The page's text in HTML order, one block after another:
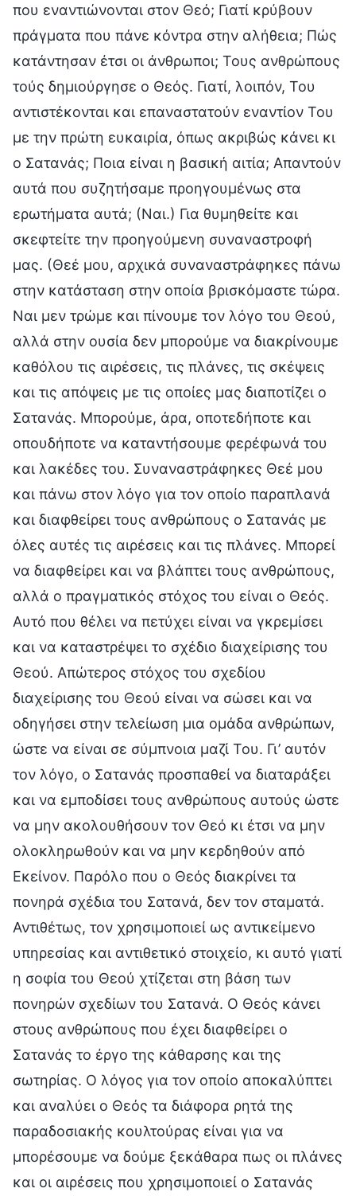
που εναντιώνονται στον Θεό; Γιατί κρύβουν
πράγματα που πάνε κόντρα στην αλήθεια; Πώς
κατάντησαν έτσι οι άνθρωποι; Τους ανθρώπους
τούς δημιούργησε ο Θεός. Γιατί, λοιπόν, Του
αντιστέκονται και επαναστατούν εναντίον Του
με την πρώτη ευκαιρία, όπως ακριβώς κάνει κι
ο Σατανάς; Ποια είναι η βασική αιτία; Απαντούν
αυτά που συζητήσαμε προηγουμένως στα
ερωτήματα αυτά; (Ναι.) Για θυμηθείτε και
σκεφτείτε την προηγούμενη συναναστροφή
μας. (Θεέ μου, αρχικά συναναστράφηκες πάνω
στην κατάσταση στην οποία βρισκόμαστε τώρα.
Ναι μεν τρώμε και πίνουμε τον λόγο του Θεού,
αλλά στην ουσία δεν μπορούμε να διακρίνουμε
καθόλου τις αιρέσεις, τις πλάνες, τις σκέψεις
και τις απόψεις με τις οποίες μας διαποτίζει ο
Σατανάς. Μπορούμε, άρα, οποτεδήποτε και
οπουδήποτε να καταντήσουμε φερέφωνά του
και λακέδες του. Συναναστράφηκες Θεέ μου
και πάνω στον λόγο για τον οποίο παραπλανά
και διαφθείρει τους ανθρώπους ο Σατανάς με
όλες αυτές τις αιρέσεις και τις πλάνες. Μπορεί
να διαφθείρει και να βλάπτει τους ανθρώπους,
αλλά ο πραγματικός στόχος του είναι ο Θεός.
Αυτό που θέλει να πετύχει είναι να γκρεμίσει
και να καταστρέψει το σχέδιο διαχείρισης του
Θεού. Απώτερος στόχος του σχεδίου
διαχείρισης του Θεού είναι να σώσει και να
οδηγήσει στην τελείωση μια ομάδα ανθρώπων,
ώστε να είναι σε σύμπνοια μαζί Του. Γι’ αυτόν
τον λόγο, ο Σατανάς προσπαθεί να διαταράξει
και να εμποδίσει τους ανθρώπους αυτούς ώστε
να μην ακολουθήσουν τον Θεό κι έτσι να μην
ολοκληρωθούν και να μην κερδηθούν από
Εκείνον. Παρόλο που ο Θεός διακρίνει τα
πονηρά σχέδια του Σατανά, δεν τον σταματά.
Αντιθέτως, τον χρησιμοποιεί ως αντικείμενο
υπηρεσίας και αντιθετικό στοιχείο, κι αυτό γιατί
η σοφία του Θεού χτίζεται στη βάση των
πονηρών σχεδίων του Σατανά. Ο Θεός κάνει
στους ανθρώπους που έχει διαφθείρει ο
Σατανάς το έργο της κάθαρσης και της
σωτηρίας. Ο λόγος για τον οποίο αποκαλύπτει
και αναλύει ο Θεός τα διάφορα ρητά της
παραδοσιακής κουλτούρας είναι για να
μπορέσουμε να δούμε ξεκάθαρα πως οι πλάνες
και οι αιρέσεις που χρησιμοποιεί ο Σατανάς